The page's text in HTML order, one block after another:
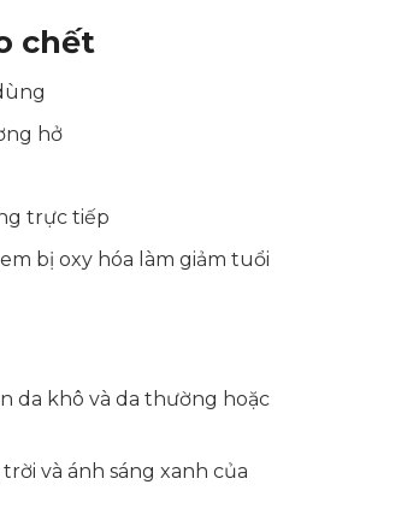
chết
hở
trực tiếp
bị oxy hóa làm giảm tuổi
da khô và da thường hoặc
và ánh sáng xanh của